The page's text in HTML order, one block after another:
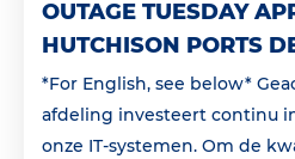
OUTAGE TUESDAY
HUTCHISON PORTS
*For English, see below*
afdeling investeert continu
onze IT-systemen. Om de